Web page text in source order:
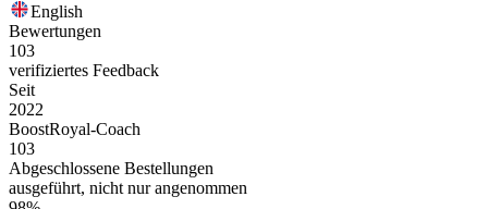
English
Bewertungen
103
verifiziertes Feedback
Seit
2022
BoostRoyal-Coach
103
Abgeschlossene Bestellungen
ausgeführt, nicht nur angenommen